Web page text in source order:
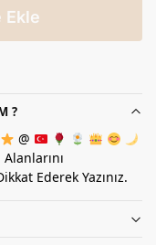
Ekle
?
@
Ederek Yazınız.